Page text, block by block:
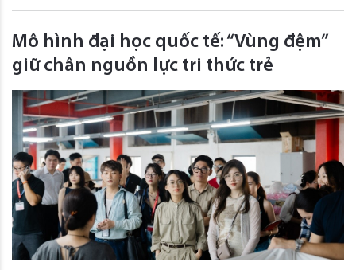
Mô hình đại học quốc tế: “Vùng đệm”
giữ chân nguồn lực tri thức trẻ